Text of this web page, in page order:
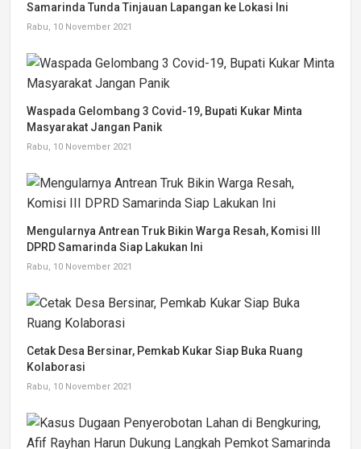
Samarinda Tunda Tinjauan Lapangan ke Lokasi Ini
Rabu, 10 November 2021
Waspada Gelombang 3 Covid-19, Bupati Kukar Minta
Masyarakat Jangan Panik
Rabu, 10 November 2021
Mengularnya Antrean Truk Bikin Warga Resah, Komisi III
DPRD Samarinda Siap Lakukan Ini
Rabu, 10 November 2021
Cetak Desa Bersinar, Pemkab Kukar Siap Buka Ruang
Kolaborasi
Rabu, 10 November 2021